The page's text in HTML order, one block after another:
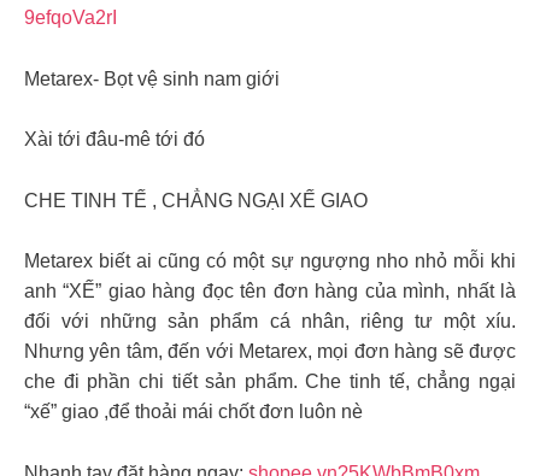
9efqoVa2rI
Metarex- Bọt vệ sinh nam giới
Xài tới đâu-mê tới đó
CHE TINH TẾ , CHẲNG NGẠI XẾ GIAO
Metarex biết ai cũng có một sự ngượng nho nhỏ mỗi khi
anh “XẾ” giao hàng đọc tên đơn hàng của mình, nhất là
đối với những sản phẩm cá nhân, riêng tư một xíu.
Nhưng yên tâm, đến với Metarex, mọi đơn hàng sẽ được
che đi phần chi tiết sản phẩm. Che tinh tế, chẳng ngại
“xế” giao ,để thoải mái chốt đơn luôn nè